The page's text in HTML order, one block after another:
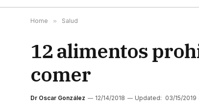
Home » Salud
12 alimentos
comer
Dr Oscar González 12/14/2018 Updated: 03/15/2019